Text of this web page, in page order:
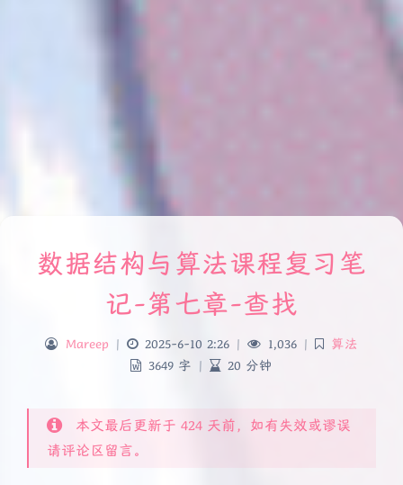
数据结构与算法课程复习笔
记-第七章-查找
Mareep | 2025-6-10 2:26 | 1,036 |
算法
3649 字 | 20 分钟
本文最后更新于 424 天前，如有失效或谬误
请评论区留言。